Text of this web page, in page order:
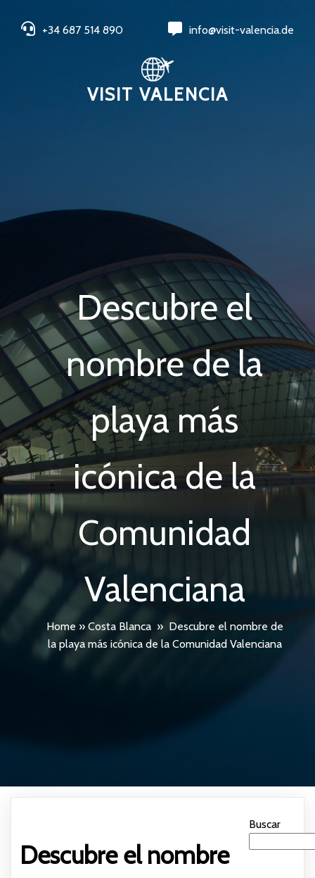
+34 687 514 890 info@visit-valencia.de
VISIT VALENCIA
Descubre el
nombre de la
playa más
icónica de la
Comunidad
Valenciana
Home » Costa Blanca » Descubre el nombre de
la playa más icónica de la Comunidad Valenciana
Descubre el nombre
Buscar